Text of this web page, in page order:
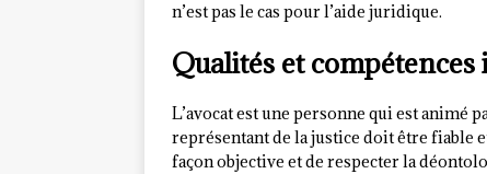
n’est pas le cas pour l’aide juridique.
Qualités et
L’avocat est une personne qui est animé
représentant de la justice doit être fiable
façon objective et de respecter la